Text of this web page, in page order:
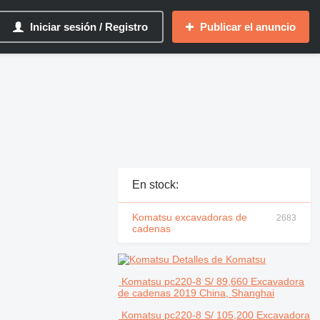
Iniciar sesión / Registro Publicar el anuncio
En stock:
Komatsu excavadoras de
cadenas
2683
Detalles de Komatsu
Komatsu pc220-8 S/ 89,660 Excavadora
de cadenas 2019China, Shanghai
Komatsu pc220-8 S/ 105,200 Excavadora